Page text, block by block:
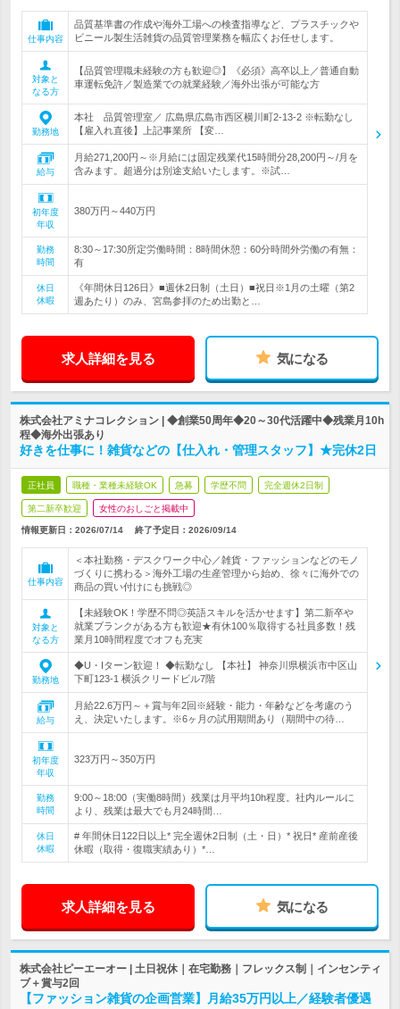
仕事内容
品質基準書の作成や海外工場への検査指導など、プラスチックや
ビニール製生活雑貨の品質管理業務を幅広くお任せします。
対象と
なる方
【品質管理職未経験の方も歓迎◎】《必須》高卒以上／普通自動
車運転免許／製造業での就業経験／海外出張が可能な方
勤務地
本社 品質管理室／ 広島県広島市西区横川町2-13-2 ※転勤なし
【雇入れ直後】上記事業所 【変…
給与
月給271,200円～※月給には固定残業代15時間分28,200円～/月を
含みます。超過分は別途支給いたします。※試…
初年度
年収
380万円～440万円
勤務
時間
8:30～17:30所定労働時間：8時間休憩：60分時間外労働の有無：
有
休日
休暇
《年間休日126日》■週休2日制（土日）■祝日※1月の土曜（第2
週あたり）のみ、宮島参拝のため出勤と…
求人詳細を見る 気になる
株式会社アミナコレクション | ◆創業50周年◆20～30代活躍中◆残業月10h
程◆海外出張あり
好きを仕事に！雑貨などの【仕入れ・管理スタッフ】★完休2日
正社員 職種・業種未経験OK 急募 学歴不問 完全週休2日制
第二新卒歓迎 女性のおしごと掲載中
情報更新日：2026/07/14 終了予定日： 2026/09/14
仕事内容
＜本社勤務・デスクワーク中心／雑貨・ファッションなどのモノ
づくりに携わる＞海外工場の生産管理から始め、徐々に海外での
商品の買い付けにも挑戦◎
対象と
なる方
【未経験OK！学歴不問◎英語スキルを活かせます】第二新卒や
就業ブランクがある方も歓迎★有休100％取得する社員多数！残
業月10時間程度でオフも充実
勤務地
◆U・Iターン歓迎！ ◆転勤なし 【本社】 神奈川県横浜市中区山
下町123-1 横浜クリードビル7階
給与
月給22.6万円～＋賞与年2回※経験・能力・年齢などを考慮のう
え、決定いたします。※6ヶ月の試用期間あり（期間中の待…
初年度
年収
323万円～350万円
勤務
時間
9:00～18:00（実働8時間）残業は月平均10h程度。社内ルールに
より、残業は最大でも月24時間…
休日
休暇
# 年間休日122日以上* 完全週休2日制（土・日）* 祝日* 産前産後
休暇（取得・復職実績あり）*…
求人詳細を見る 気になる
株式会社ピーエーオー | 土日祝休｜在宅勤務｜フレックス制｜インセンティ
ブ＋賞与2回
【ファッション雑貨の企画営業】月給35万円以上／経験者優遇